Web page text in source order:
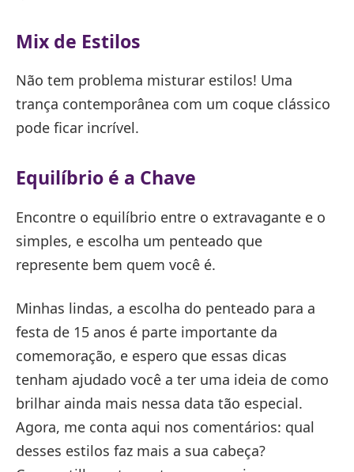
Mix de Estilos
Não tem problema misturar estilos! Uma
trança contemporânea com um coque clássico
pode ficar incrível.
Equilíbrio é a Chave
Encontre o equilíbrio entre o extravagante e o
simples, e escolha um penteado que
represente bem quem você é.
Minhas lindas, a escolha do penteado para a
festa de 15 anos é parte importante da
comemoração, e espero que essas dicas
tenham ajudado você a ter uma ideia de como
brilhar ainda mais nessa data tão especial.
Agora, me conta aqui nos comentários: qual
desses estilos faz mais a sua cabeça?